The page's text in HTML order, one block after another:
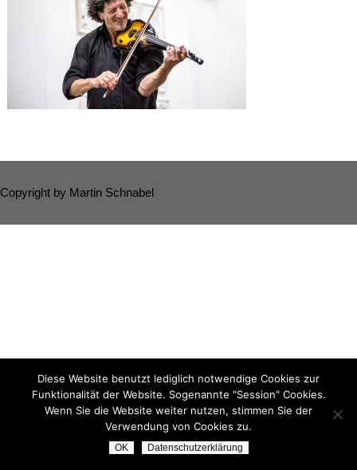
Copyright by Martin Schnabel
Diese Website benutzt lediglich notwendige Cookies zur
Funktionalität der Website. Sogenannte "Session" Cookies.
Wenn Sie die Website weiter nutzen, stimmen Sie der
Verwendung von Cookies zu.
OK Datenschutzerklärung